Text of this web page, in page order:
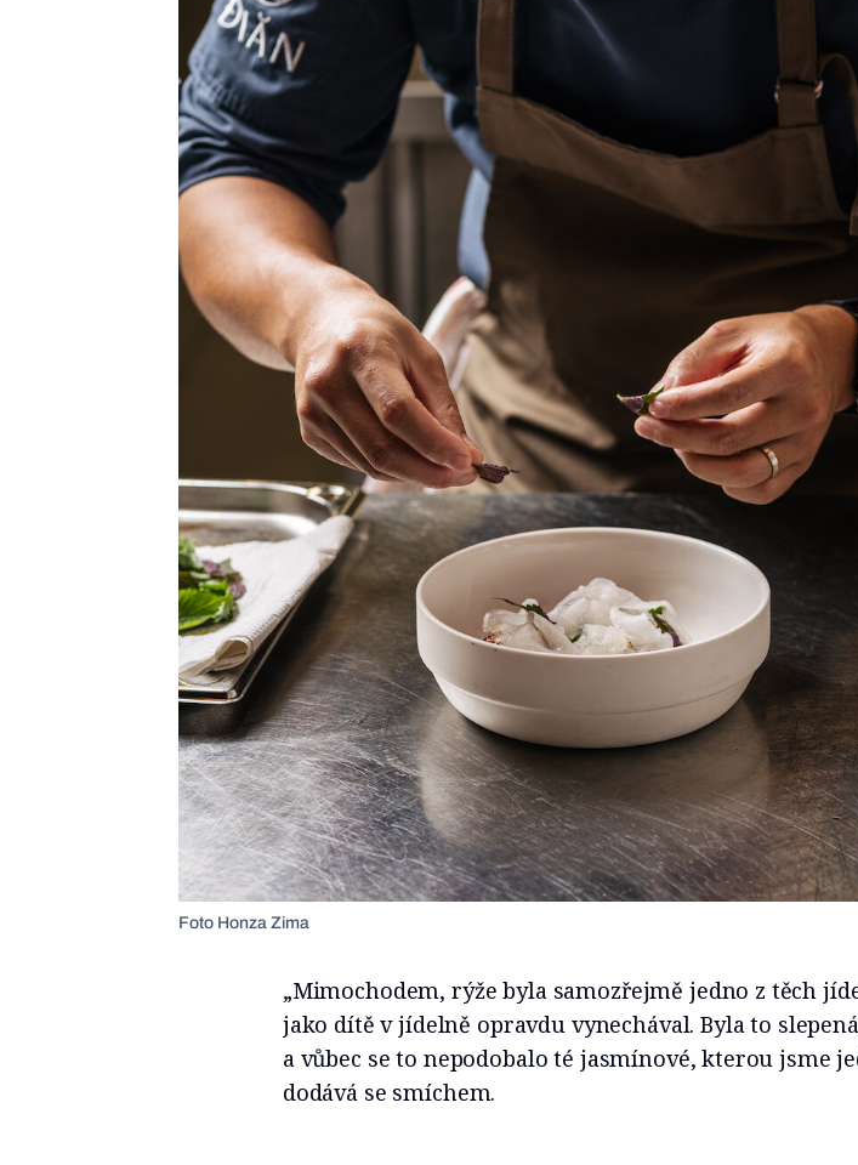
Foto Honza Zima
„Mimochodem, rýže byla samozřejmě jedno z těch
jako dítě v jídelně opravdu vynechával. Byla to
a vůbec se to nepodobalo té jasmínové, kterou jsme
dodává se smíchem.